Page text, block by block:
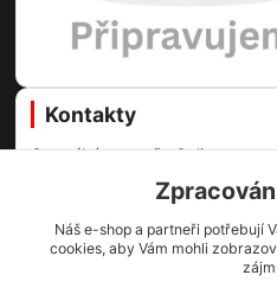
Kontakty
Centrální vysavače Online
Martin Voda
+420 773 996
(Po-Pá, 8-16.30 hod.)
Náš e-shop a partneři potřebují
cookies, aby Vám mohli